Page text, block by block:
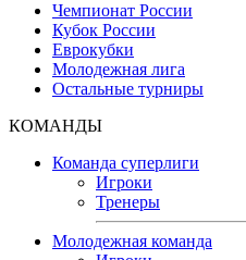
Чемпионат России
Кубок России
Еврокубки
Молодежная лига
Остальные турниры
КОМАНДЫ
Команда суперлиги
Игроки
Тренеры
Молодежная команда